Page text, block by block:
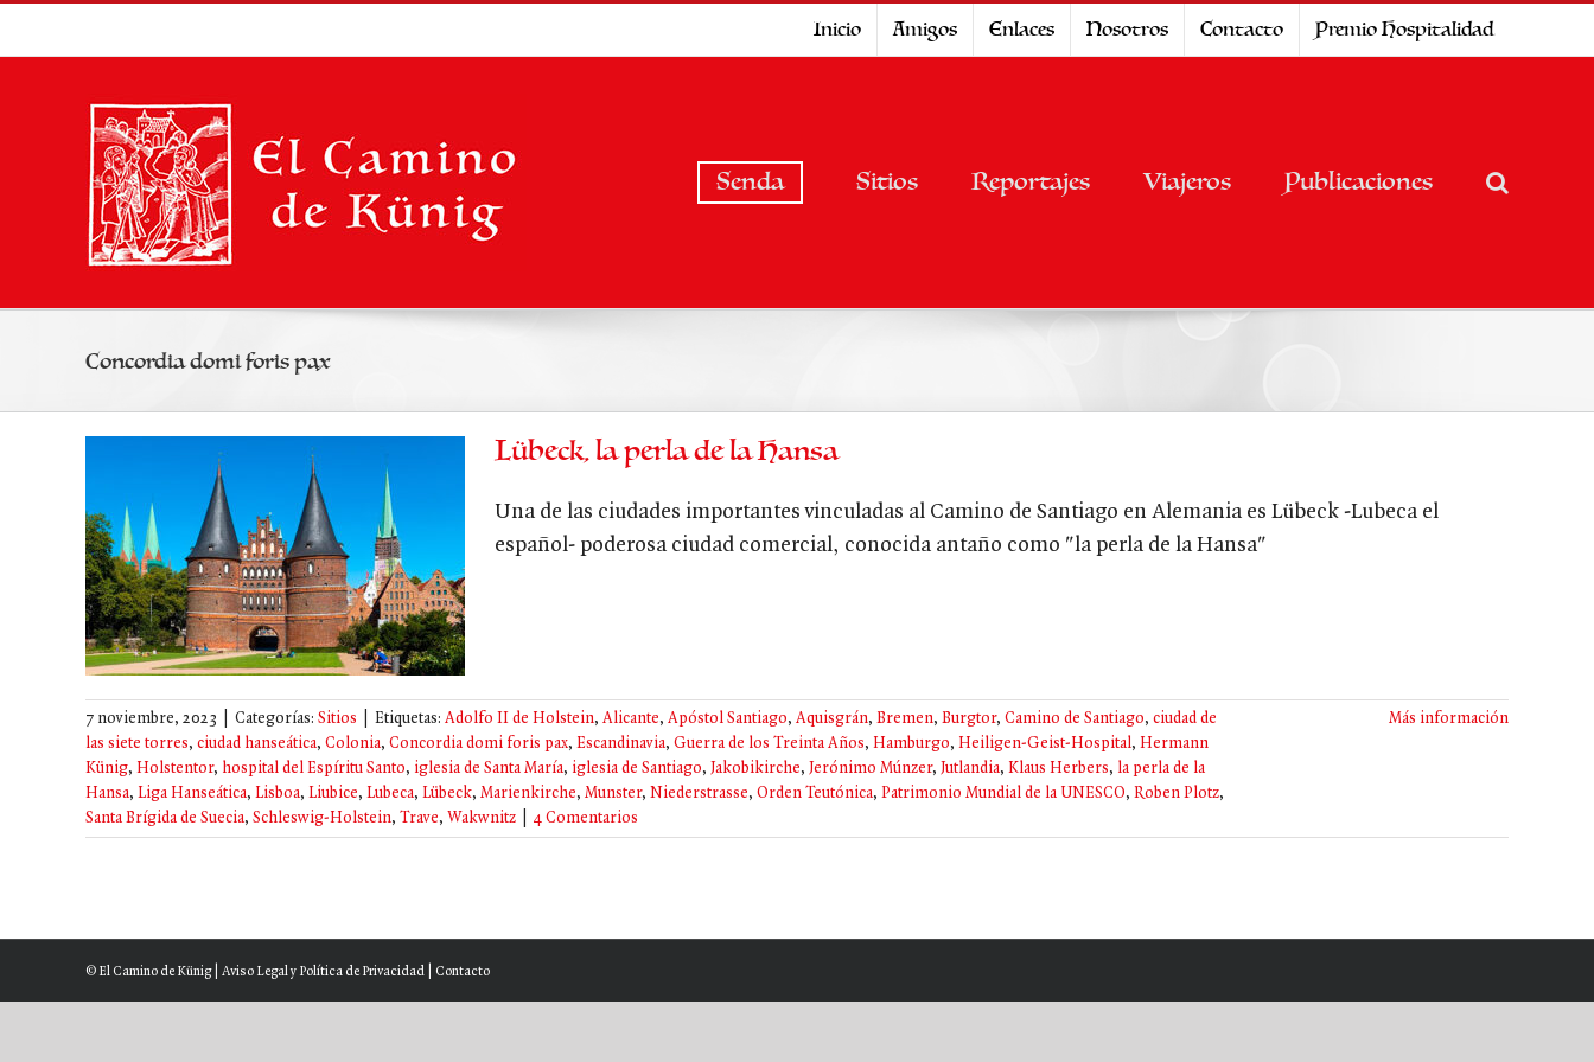
Inicio Amigos Enlaces Nosotros Contacto Premio Hospitalidad
Senda Sitios Reportajes Viajeros Publicaciones
Concordia domi foris pax
Lübeck, la perla de la Hansa
Una de las ciudades importantes vinculadas al Camino de Santiago en Alemania es Lübeck -Lubeca el
español- poderosa ciudad comercial, conocida antaño como "la perla de la Hansa"
7 noviembre, 2023 Categorías: Sitios Etiquetas: Adolfo II de Holstein, Alicante, Apóstol Santiago, Aquisgrán, Bremen, Burgtor, Camino de Santiago, ciudad de
las siete torres, ciudad hanseática, Colonia, Concordia domi foris pax, Escandinavia, Guerra de los Treinta Años, Hamburgo, Heiligen-Geist-Hospital, Hermann
Künig, Holstentor, hospital del Espíritu Santo, iglesia de Santa María, iglesia de Santiago, Jakobikirche, Jerónimo Múnzer, Jutlandia, Klaus Herbers, la perla de la
Hansa, Liga Hanseática, Lisboa, Liubice, Lubeca, Lübeck, Marienkirche, Munster, Niederstrasse, Orden Teutónica, Patrimonio Mundial de la UNESCO, Roben Plotz,
Santa Brígida de Suecia, Schleswig-Holstein, Trave, Wakwnitz 4 Comentarios
Más información
© El Camino de Künig | Aviso Legal y Política de Privacidad Contacto